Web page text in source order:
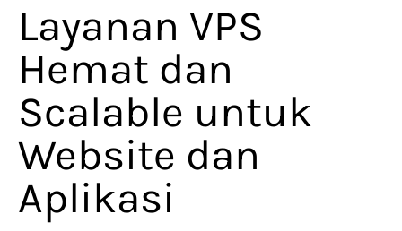
Layanan VPS
Hemat dan
Scalable untuk
Website dan
Aplikasi